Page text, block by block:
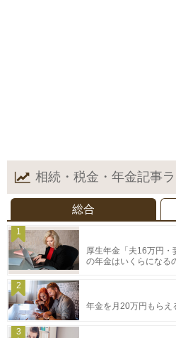
相続・税金・年金記事
総合
1
厚生年金「夫16万円
の年金はいくらになる
2
年金を月20万円もらえ
3